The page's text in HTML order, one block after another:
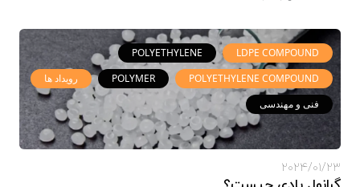
LDPE COMPOUND
POLYETHYLENE
POLYETHYLENE COMPOUND
POLYMER
رویداد ها
فنی و مهندسی
2024/01/23